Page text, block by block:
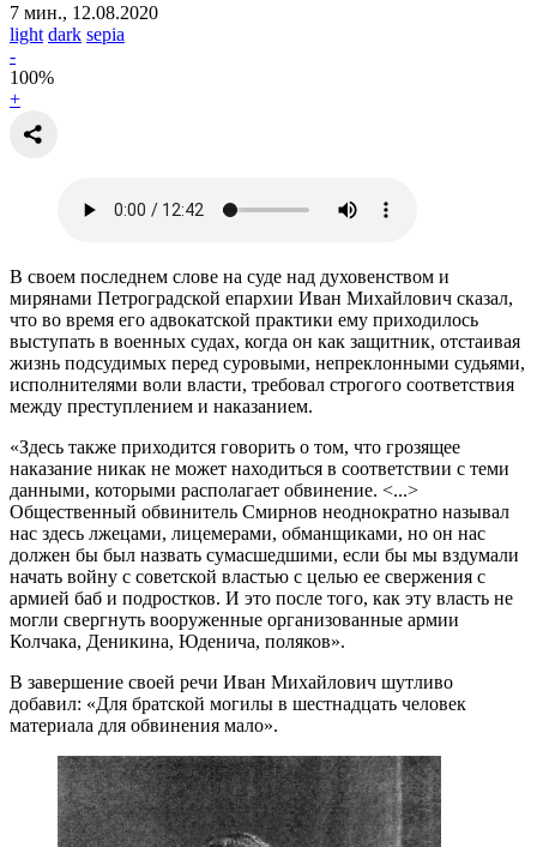
7 мин., 12.08.2020
light dark sepia
-
100%
+
В своем последнем слове на суде над духовенством и
мирянами Петроградской епархии Иван Михайлович сказал,
что во время его адвокатской практики ему приходилось
выступать в военных судах, когда он как защитник, отстаивая
жизнь подсудимых перед суровыми, непреклонными судьями,
исполнителями воли власти, требовал строгого соответствия
между преступлением и наказанием.
«Здесь также приходится говорить о том, что грозящее
наказание никак не может находиться в соответствии с теми
данными, которыми располагает обвинение. <...>
Общественный обвинитель Смирнов неоднократно называл
нас здесь лжецами, лицемерами, обманщиками, но он нас
должен бы был назвать сумасшедшими, если бы мы вздумали
начать войну с советской властью с целью ее свержения с
армией баб и подростков. И это после того, как эту власть не
могли свергнуть вооруженные организованные армии
Колчака, Деникина, Юденича, поляков».
В завершение своей речи Иван Михайлович шутливо
добавил: «Для братской могилы в шестнадцать человек
материала для обвинения мало».